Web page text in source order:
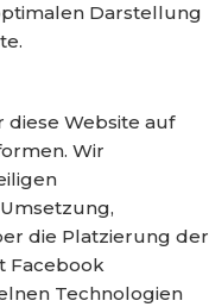
Darstellung
diese Website auf
Wir
die Platzierung der
Facebook
Technologien